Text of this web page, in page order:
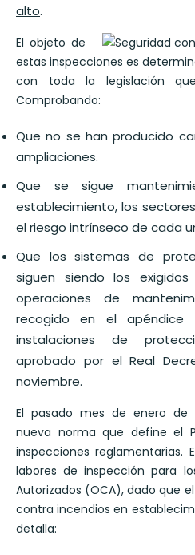
alto.
El objeto de
estas inspecciones es
con toda la legislación
Comprobando:
Que no se han producido
ampliaciones.
Que se sigue
establecimiento, los
el riesgo intrínseco de cada
Que los sistemas de
siguen siendo los
operaciones de
recogido en el apéndice
instalaciones de
aprobado por el Real
noviembre.
El pasado mes de enero de
nueva norma que define el
inspecciones reglamentarias.
labores de inspección para
Autorizados (OCA), dado que
contra incendios en
detalla: